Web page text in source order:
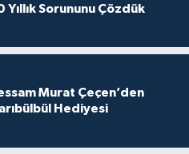
Yıllık Sorununu Çözdük
Murat Çeçen’den
Hediyesi